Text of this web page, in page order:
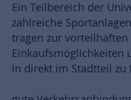
Ein Teilbereich der
zahlreiche
tragen zur
Einkaufsmöglichkeiten
in direkt im Stadtteil zu